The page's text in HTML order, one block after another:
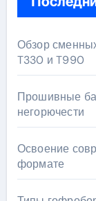
Обзор
T330 и T990
Прошивные
негорючести
Освоение
формате